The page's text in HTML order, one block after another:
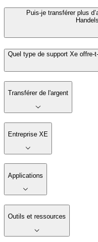
Puis-je transférer plus
Quel type de support Xe offre-
Transférer de l'argent
Entreprise XE
Applications
Outils et ressources